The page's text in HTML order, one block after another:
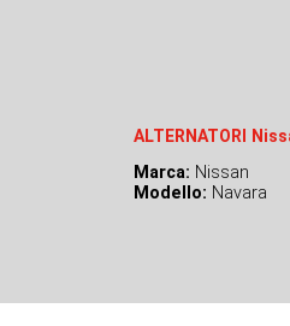
ALTERNATORI
Marca: Nissan
Modello: Navara